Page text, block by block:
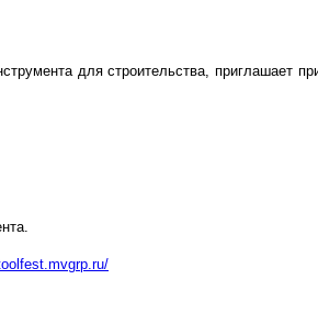
для строительства, приглашает